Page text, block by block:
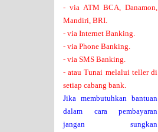
- via ATM BCA, Danamon,
Mandiri, BRI.
- via Internet Banking.
- via Phone Banking.
- via SMS Banking.
- atau Tunai melalui teller di
setiap cabang bank.
Jika membutuhkan bantuan
dalam cara pembayaran
jangan sungkan